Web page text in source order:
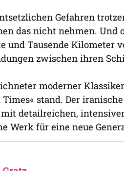
Gefahren
das nicht nehmen. Und
und Tausende Kilometer
zwischen ihren
moderner
stand. Der
detailreichen,
Werk für eine neue